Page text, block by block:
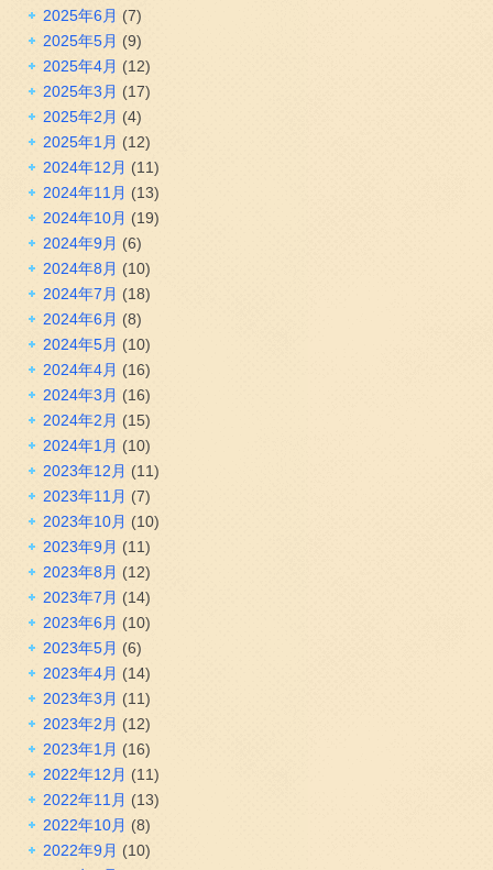
2025年6月 (7)
2025年5月 (9)
2025年4月 (12)
2025年3月 (17)
2025年2月 (4)
2025年1月 (12)
2024年12月 (11)
2024年11月 (13)
2024年10月 (19)
2024年9月 (6)
2024年8月 (10)
2024年7月 (18)
2024年6月 (8)
2024年5月 (10)
2024年4月 (16)
2024年3月 (16)
2024年2月 (15)
2024年1月 (10)
2023年12月 (11)
2023年11月 (7)
2023年10月 (10)
2023年9月 (11)
2023年8月 (12)
2023年7月 (14)
2023年6月 (10)
2023年5月 (6)
2023年4月 (14)
2023年3月 (11)
2023年2月 (12)
2023年1月 (16)
2022年12月 (11)
2022年11月 (13)
2022年10月 (8)
2022年9月 (10)